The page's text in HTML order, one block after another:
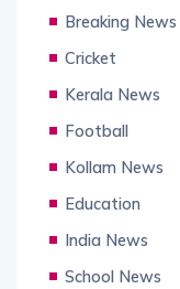
Breaking News
Cricket
Kerala News
Football
Kollam News
Education
India News
School News